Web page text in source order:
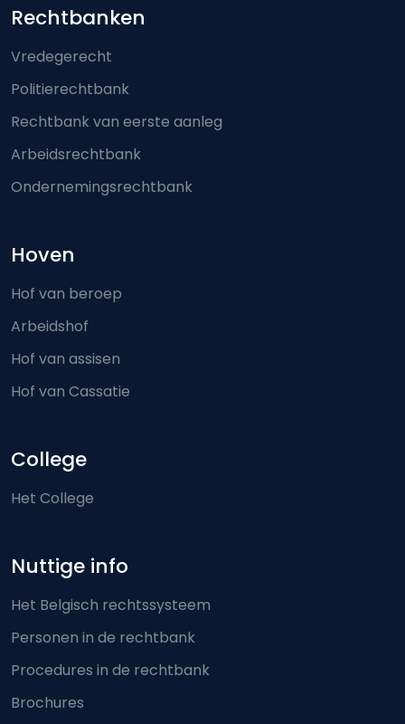
Footer-menu
Rechtbanken
Vredegerecht
Politierechtbank
Rechtbank van eerste aanleg
Arbeidsrechtbank
Ondernemingsrechtbank
Hoven
Hof van beroep
Arbeidshof
Hof van assisen
Hof van Cassatie
College
Het College
Nuttige info
Het Belgisch rechtssysteem
Personen in de rechtbank
Procedures in de rechtbank
Brochures